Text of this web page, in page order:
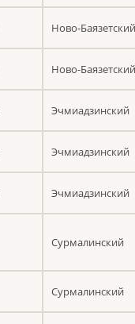
Ново-Баязетский
Ново-Баязетский
Эчмиадзинский
Эчмиадзинский
Эчмиадзинский
Сурмалинский
Сурмалинский